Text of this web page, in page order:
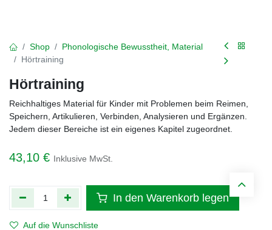
Shop
Phonologische Bewusstheit, Material
Hörtraining
Hörtraining
Reichhaltiges Material für Kinder mit Problemen beim Reimen,
Speichern, Artikulieren, Verbinden, Analysieren und Ergänzen.
Jedem dieser Bereiche ist ein eigenes Kapitel zugeordnet.
43,10 € Inklusive MwSt.
In den Warenkorb legen
Auf die Wunschliste